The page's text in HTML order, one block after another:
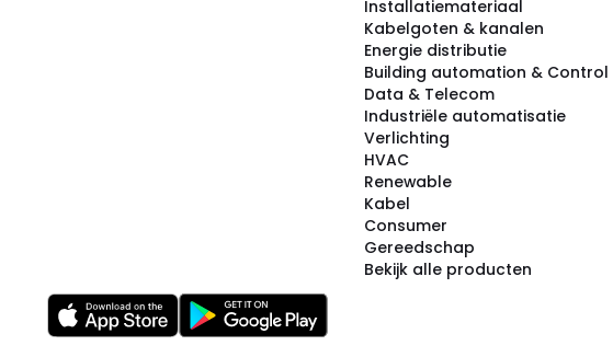
Installatiemateriaal
Kabelgoten & kanalen
Energie distributie
Building automation & Control
Data & Telecom
Industriële automatisatie
Verlichting
HVAC
Renewable
Kabel
Consumer
Gereedschap
Bekijk alle producten